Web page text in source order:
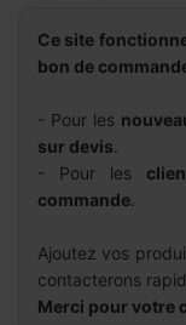
Ce site
bon de
- Pour les
sur devis
- Pour les
commande
Ajoutez vos
contacterons
Merci pour votre